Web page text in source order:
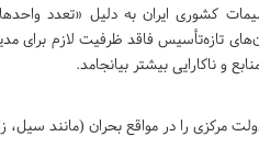
کشوری ایران به دلیل «تعدد
تازه‌تأسیس فاقد ظرفیت لازم برای
و ناکارایی بیشتر بیانجامد.
مرکزی را در مواقع بحران (مانند سیل،